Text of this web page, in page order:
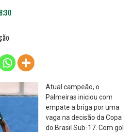
Atual campeão, o
Palmeiras iniciou com
empate a briga por uma
vaga na decisão da Copa
do Brasil Sub-17. Com gol